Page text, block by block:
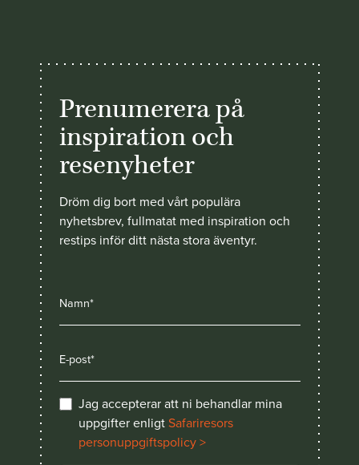
Prenumerera på
inspiration och
resenyheter
Dröm dig bort med vårt populära
nyhetsbrev, fullmatat med inspiration och
restips inför ditt nästa stora äventyr.
Jag accepterar att ni behandlar mina
uppgifter enligtSafariresors
personuppgiftspolicy >